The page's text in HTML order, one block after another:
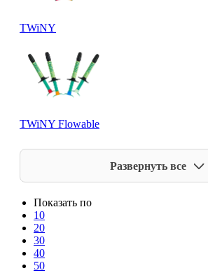
TWiNY
TWiNY Flowable
Развернуть все
Показать по
10
20
30
40
50